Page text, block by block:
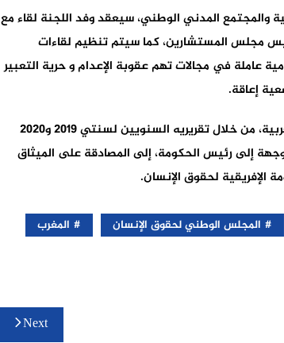
والمجتمع المدني الوطني، سيعقد وفد اللجنة لقاء مع
مجلس المستشارين، كما سيتم تنظيم لقاءات
في مجالات تهم عقوبة الإعدام و حرية التعبير
إعاقة.
يذكر أن المجلس الوطني لحقوق الإنسان قد دعا الحكومة المغربية، من خلال تقريريه السنويين لسنتي 2019 و2020
إلى رئيس الحكومة، إلى المصادقة على الميثاق
الإفريقية لحقوق الإنسان.
المجلس الوطني لحقوق الإنسان
المغرب
Next